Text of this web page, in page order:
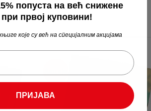
попуста на већ снижене
првој куповини!
које су већ на специјалним акцијама
ПРИЈАВА